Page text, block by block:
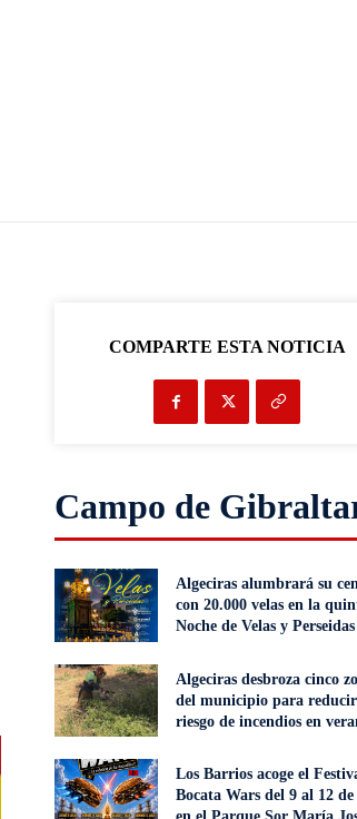
COMPARTE ESTA NOTICIA
Campo de
Algeciras alumbrará su
con 20.000 velas en la
Noche de Velas y Perseidas
Algeciras desbroza cinco
del municipio para
riesgo de incendios en
Los Barrios acoge el
Bocata Wars del 9 al 12